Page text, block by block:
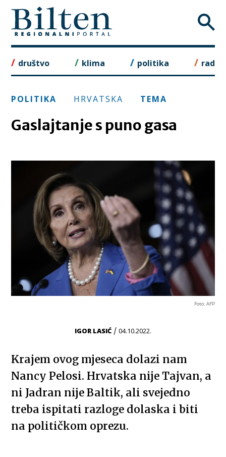
to
content
društvo klima politika rad
POLITIKA HRVATSKA TEMA
Gaslajtanje s puno gasa
Foto: AFP
IGOR LASIĆ / 04.10.2022.
Krajem ovog mjeseca dolazi nam
Nancy Pelosi. Hrvatska nije Tajvan, a
ni Jadran nije Baltik, ali svejedno
treba ispitati razloge dolaska i biti
na političkom oprezu.